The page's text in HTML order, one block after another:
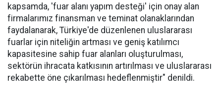
kapsamda, 'fuar alanı yapım desteği' için onay alan
firmalarımız finansman ve teminat olanaklarından
faydalanarak, Türkiye'de düzenlenen uluslararası
fuarlar için niteliğin artması ve geniş katılımcı
kapasitesine sahip fuar alanları oluşturulması,
sektörün ihracata katkısının artırılması ve uluslararası
rekabette öne çıkarılması hedeflenmiştir" denildi.